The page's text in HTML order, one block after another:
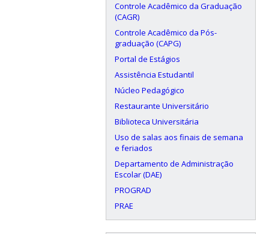
Controle Acadêmico da Graduação
(CAGR)
Controle Acadêmico da Pós-
graduação (CAPG)
Portal de Estágios
Assistência Estudantil
Núcleo Pedagógico
Restaurante Universitário
Biblioteca Universitária
Uso de salas aos finais de semana
e feriados
Departamento de Administração
Escolar (DAE)
PROGRAD
PRAE